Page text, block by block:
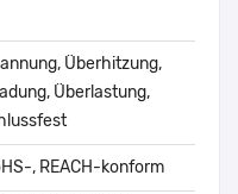
Überhitzung,
Überlastung,
, REACH-konform